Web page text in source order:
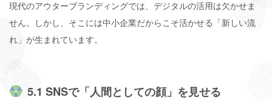
現代のアウターブランディングでは、デジタルの活用は欠かせま
せん。しかし、そこには中小企業だからこそ活かせる「新しい流
れ」が生まれています。
5.1 SNSで「人間としての顔」を見せる